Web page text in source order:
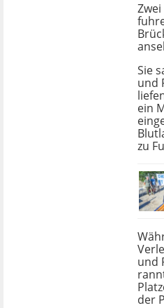
Sie
und
ein
zu
und
der